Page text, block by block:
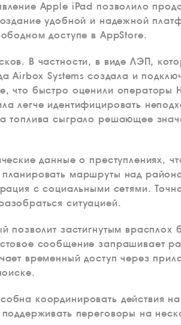
Apple iPad позволило
удобной и надежной
доступе в AppStore.
В частности, в виде ЛЭП,
Airbox Systems создала и
что быстро оценили операторы
легче идентифицировать
топлива сыграло решающее
данные о преступлениях,
маршруты над
с социальными сетями.
ситуацией.
позволит застигнутым
сообщение запрашивает
временный доступ через
координировать действия
переговоры на